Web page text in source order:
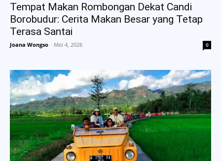
Tempat Makan Rombongan Dekat Candi
Borobudur: Cerita Makan Besar yang Tetap
Terasa Santai
Joana Wongso - Mei 4, 2026 0